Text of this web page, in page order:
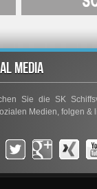
MEDIA
Sie die SK
Medien, folgen &